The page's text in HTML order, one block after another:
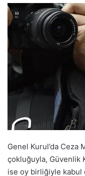
Genel Kurul’da
çokluğuyla, Güvenlik
ise oy birliğiyle kabul